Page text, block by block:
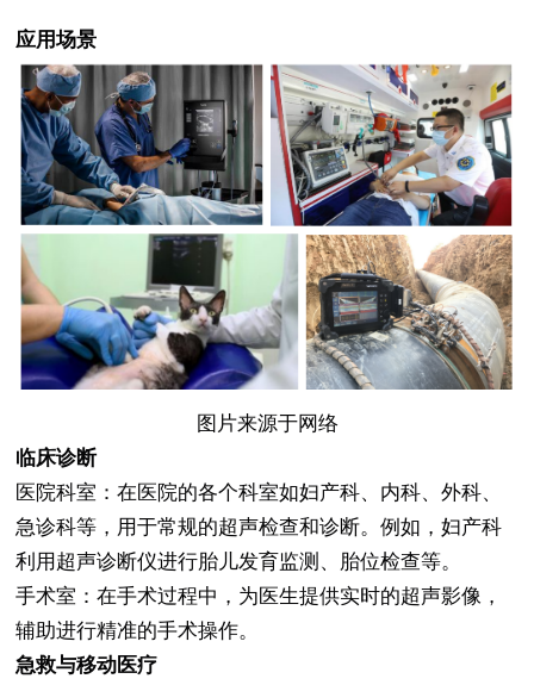
应用场景
图片来源于网络
临床诊断
医院科室：在医院的各个科室如妇产科、内科、外科、
急诊科等，用于常规的超声检查和诊断。例如，妇产科
利用超声诊断仪进行胎儿发育监测、胎位检查等。
手术室：在手术过程中，为医生提供实时的超声影像，
辅助进行精准的手术操作。
急救与移动医疗